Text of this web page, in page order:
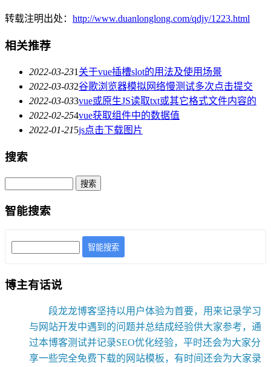
转载注明出处： http://www.duanlonglong.com/qdjy/1223.html
相关推荐
2022-03-231 关于vue插槽slot的用法及使用场景
2022-03-032谷歌浏览器模拟网络慢测试多次点击提交
2022-03-033vue或原生JS读取txt或其它格式文件内容的
2022-02-254vue获取组件中的数据值
2022-01-215js点击下载图片
搜索
智能搜索
智能搜索
博主有话说
段龙龙博客坚持以用户体验为首要，用来记录学习
与网站开发中遇到的问题并总结成经验供大家参考，通
过本博客测试并记录SEO优化经验，平时还会为大家分
享一些完全免费下载的网站模板，有时间还会为大家录